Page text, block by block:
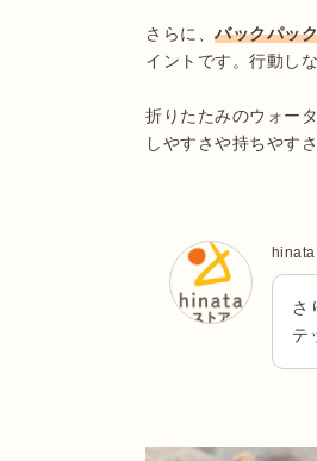
さらに、バックパッ
イントです。行動し
折りたたみのウォー
しやすさや持ちやす
さ
テ